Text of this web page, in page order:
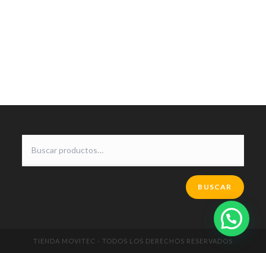
BUSCAR
TIENDA MOVITEC - TODOS LOS DERECHOS RESERVADOS